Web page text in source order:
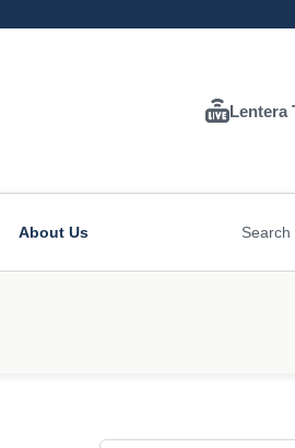
Lentera
About Us